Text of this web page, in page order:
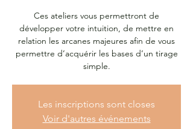
Ces ateliers vous permettront de
développer votre intuition, de mettre en
relation les arcanes majeures afin de vous
permettre d’acquérir les bases d’un tirage
simple.
Les inscriptions sont closes
Voir d'autres événements